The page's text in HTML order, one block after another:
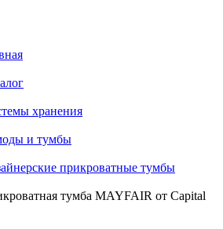
хранения
и тумбы
прикроватные тумбы
тумба MAYFAIR от Capital